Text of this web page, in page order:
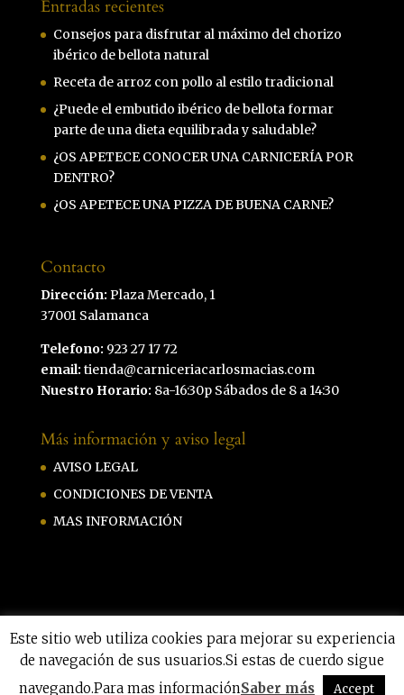
Entradas recientes
Consejos para disfrutar al máximo del chorizo
ibérico de bellota natural
Receta de arroz con pollo al estilo tradicional
¿Puede el embutido ibérico de bellota formar
parte de una dieta equilibrada y saludable?
¿OS APETECE CONOCER UNA CARNICERÍA POR
DENTRO?
¿OS APETECE UNA PIZZA DE BUENA CARNE?
Contacto
Dirección: Plaza Mercado, 1
37001 Salamanca
Telefono: 923 27 17 72
email: tienda@carniceriacarlosmacias.com
Nuestro Horario: 8a-16:30p Sábados de 8 a 14:30
Más información y aviso legal
AVISO LEGAL
CONDICIONES DE VENTA
MAS INFORMACIÓN
Carniceria Carlos Macias byHazmeweb
|Privacidad|Aviso legal|Cookies
Este sitio web utiliza cookies para mejorar su experiencia
de navegación de sus usuarios.Si estas de cuerdo sigue
navegando.Para mas informaciónSaber más Accept